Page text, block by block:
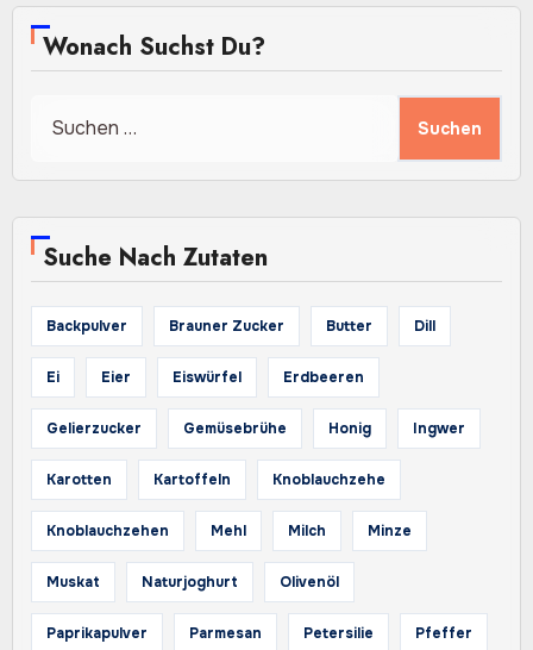
Wonach Suchst Du?
nach:
Suche Nach Zutaten
Backpulver Brauner Zucker Butter Dill
Ei Eier Eiswürfel Erdbeeren
Gelierzucker Gemüsebrühe Honig Ingwer
Karotten Kartoffeln Knoblauchzehe
Knoblauchzehen Mehl Milch Minze
Muskat Naturjoghurt Olivenöl
Paprikapulver Parmesan Petersilie Pfeffer